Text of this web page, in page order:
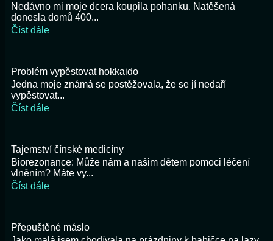
Nedávno mi moje dcera koupila pohanku. Natěšená
donesla domů 400...
Číst dále
Problém vypěstovat hokkaido
Jedna moje známá se postěžovala, že se jí nedaří
vypěstovat...
Číst dále
Tajemství čínské medicíny
Biorezonance: Může nám a našim dětem pomoci léčení
vlněním? Máte vy...
Číst dále
Přepuštěné máslo